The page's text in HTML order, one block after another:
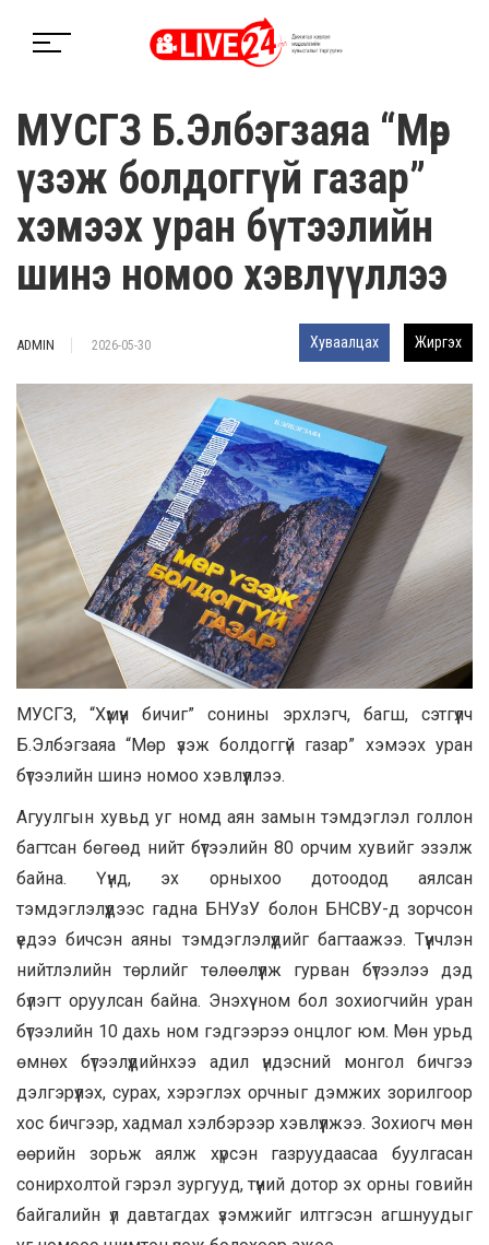
МУСГЗ Б.Элбэгзаяа “Мөр
үзэж болдоггүй газар”
хэмээх уран бүтээлийн
шинэ номоо хэвлүүллээ
ADMIN 2026-05-30 Хуваалцах Жиргэх
МУСГЗ, “Хүмүүн бичиг” сонины эрхлэгч, багш, сэтгүүлч
Б.Элбэгзаяа “Мөр үзэж болдоггүй газар” хэмээх уран
бүтээлийн шинэ номоо хэвлүүллээ.
Агуулгын хувьд уг номд аян замын тэмдэглэл голлон
багтсан бөгөөд нийт бүтээлийн 80 орчим хувийг эзэлж
байна. Үүнд, эх орныхоо дотоодод аялсан
тэмдэглэлүүдээс гадна БНУзУ болон БНСВУ-д зорчсон
үедээ бичсэн аяны тэмдэглэлүүдийг багтаажээ. Түүнчлэн
нийтлэлийн төрлийг төлөөлүүлж гурван бүтээлээ дэд
бүлэгт оруулсан байна. Энэхүү ном бол зохиогчийн уран
бүтээлийн 10 дахь ном гэдгээрээ онцлог юм. Мөн урьд
өмнөх бүтээлүүдийнхээ адил үндэсний монгол бичгээ
дэлгэрүүлэх, сурах, хэрэглэх орчныг дэмжих зорилгоор
хос бичгээр, хадмал хэлбэрээр хэвлүүлжээ. Зохиогч мөн
өөрийн зорьж аялж хүрсэн газруудаасаа буулгасан
сонирхолтой гэрэл зургууд, түүний дотор эх орны говийн
байгалийн үл давтагдах үзэмжийг илтгэсэн агшнуудыг